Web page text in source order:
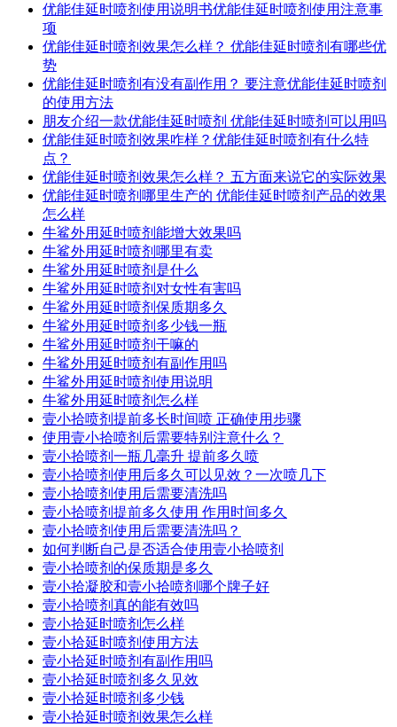
优能佳延时喷剂使用说明书优能佳延时喷剂使用注意事
项
优能佳延时喷剂效果怎么样？ 优能佳延时喷剂有哪些优
势
优能佳延时喷剂有没有副作用？ 要注意优能佳延时喷剂
的使用方法
朋友介绍一款优能佳延时喷剂 优能佳延时喷剂可以用吗
优能佳延时喷剂效果咋样？优能佳延时喷剂有什么特
点？
优能佳延时喷剂效果怎么样？ 五方面来说它的实际效果
优能佳延时喷剂哪里生产的 优能佳延时喷剂产品的效果
怎么样
牛鲨外用延时喷剂能增大效果吗
牛鲨外用延时喷剂哪里有卖
牛鲨外用延时喷剂是什么
牛鲨外用延时喷剂对女性有害吗
牛鲨外用延时喷剂保质期多久
牛鲨外用延时喷剂多少钱一瓶
牛鲨外用延时喷剂干嘛的
牛鲨外用延时喷剂有副作用吗
牛鲨外用延时喷剂使用说明
牛鲨外用延时喷剂怎么样
壹小拾喷剂提前多长时间喷 正确使用步骤
使用壹小拾喷剂后需要特别注意什么？
壹小拾喷剂一瓶几毫升 提前多久喷
壹小拾喷剂使用后多久可以见效？一次喷几下
壹小拾喷剂使用后需要清洗吗
壹小拾喷剂提前多久使用 作用时间多久
壹小拾喷剂使用后需要清洗吗？
如何判断自己是否适合使用壹小拾喷剂
壹小拾喷剂的保质期是多久
壹小拾凝胶和壹小拾喷剂哪个牌子好
壹小拾喷剂真的能有效吗
壹小拾延时喷剂怎么样
壹小拾延时喷剂使用方法
壹小拾延时喷剂有副作用吗
壹小拾延时喷剂多久见效
壹小拾延时喷剂多少钱
壹小拾延时喷剂效果怎么样